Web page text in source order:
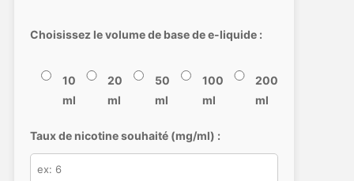
Choisissez le volume de base de e-liquide :
10
ml
20
ml
50
ml
100
ml
200
ml
Taux de nicotine souhaité (mg/ml) :